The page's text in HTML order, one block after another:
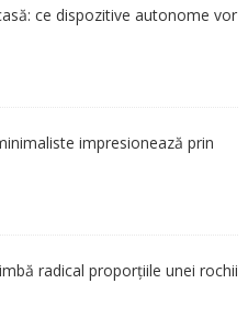
ce dispozitive autonome vor
impresionează prin
radical proporțiile unei rochii